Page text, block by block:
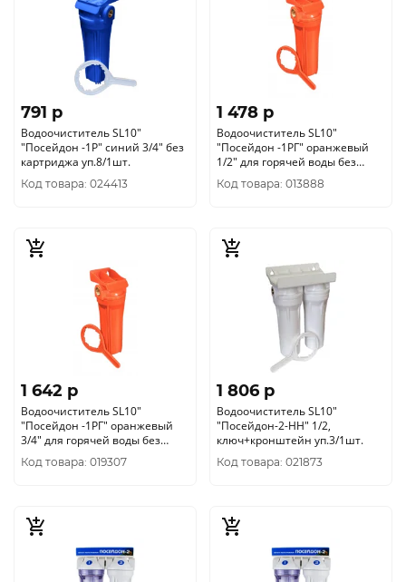
791 p
Водоочиститель SL10"
"Посейдон -1Р" синий 3/4" без
картриджа уп.8/1шт.
Код товара: 024413
1 478 p
Водоочиститель SL10"
"Посейдон -1РГ" оранжевый
1/2" для горячей воды без
картриджа уп.8/1шт.
Код товара: 013888
1 642 p
Водоочиститель SL10"
"Посейдон -1РГ" оранжевый
3/4" для горячей воды без
картриджа уп.8/1шт.
Код товара: 019307
1 806 p
Водоочиститель SL10"
"Посейдон-2-НН" 1/2,
ключ+кронштейн уп.3/1шт.
Код товара: 021873